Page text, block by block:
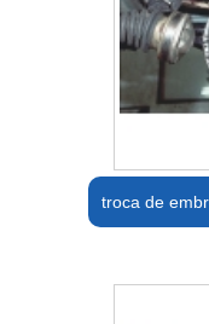
troca de